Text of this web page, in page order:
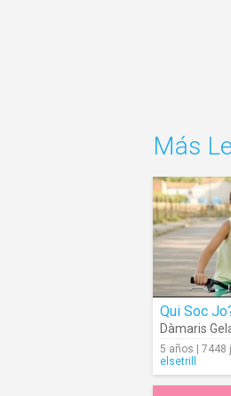
Más
Qui Soc
Dàmaris
5 años | 7448
elsetrill